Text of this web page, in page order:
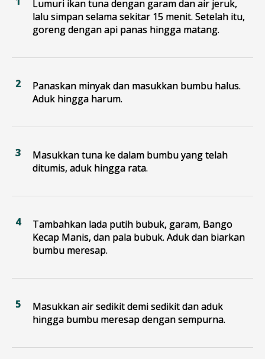
Lumuri ikan tuna dengan garam dan air jeruk,
lalu simpan selama sekitar 15 menit. Setelah itu,
goreng dengan api panas hingga matang.
Panaskan minyak dan masukkan bumbu halus.
Aduk hingga harum.
Masukkan tuna ke dalam bumbu yang telah
ditumis, aduk hingga rata.
Tambahkan lada putih bubuk, garam, Bango
Kecap Manis, dan pala bubuk. Aduk dan biarkan
bumbu meresap.
Masukkan air sedikit demi sedikit dan aduk
hingga bumbu meresap dengan sempurna.